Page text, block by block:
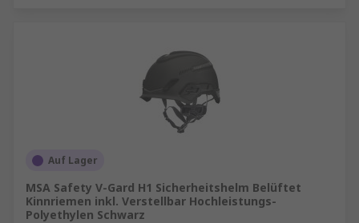
Auf Lager
MSA Safety V-Gard H1 Sicherheitshelm Belüftet
Kinnriemen inkl. Verstellbar Hochleistungs-
Polyethylen Schwarz